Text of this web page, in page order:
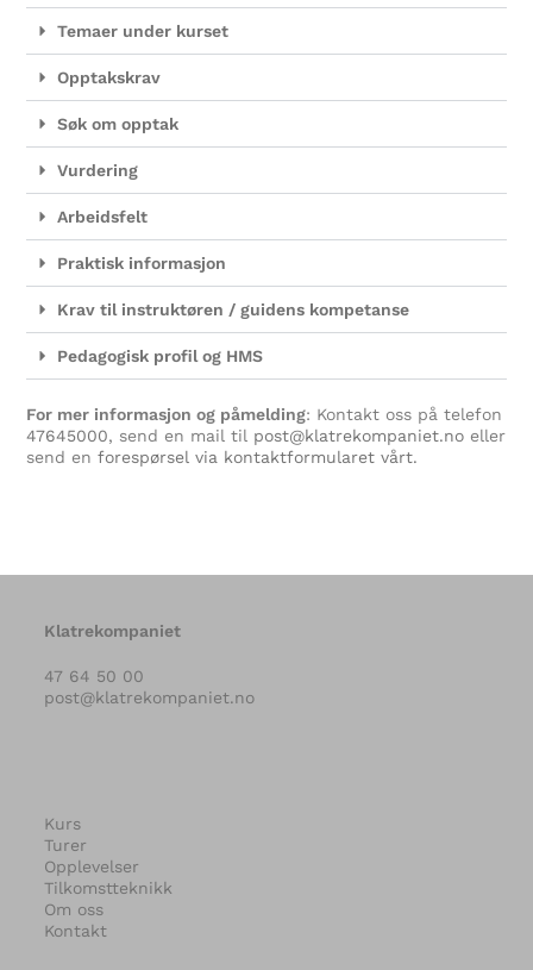
Temaer under kurset
Opptakskrav
Søk om opptak
Vurdering
Arbeidsfelt
Praktisk informasjon
Krav til instruktøren / guidens kompetanse
Pedagogisk profil og HMS
For mer informasjon og påmelding: Kontakt oss på telefon
47645000, send en mail til post@klatrekompaniet.no eller
send enforespørsel via kontaktformularet vårt.
Klatrekompaniet
47 64 50 00
post@klatrekompaniet.no
Kurs
Turer
Opplevelser
Tilkomstteknikk
Om oss
Kontakt